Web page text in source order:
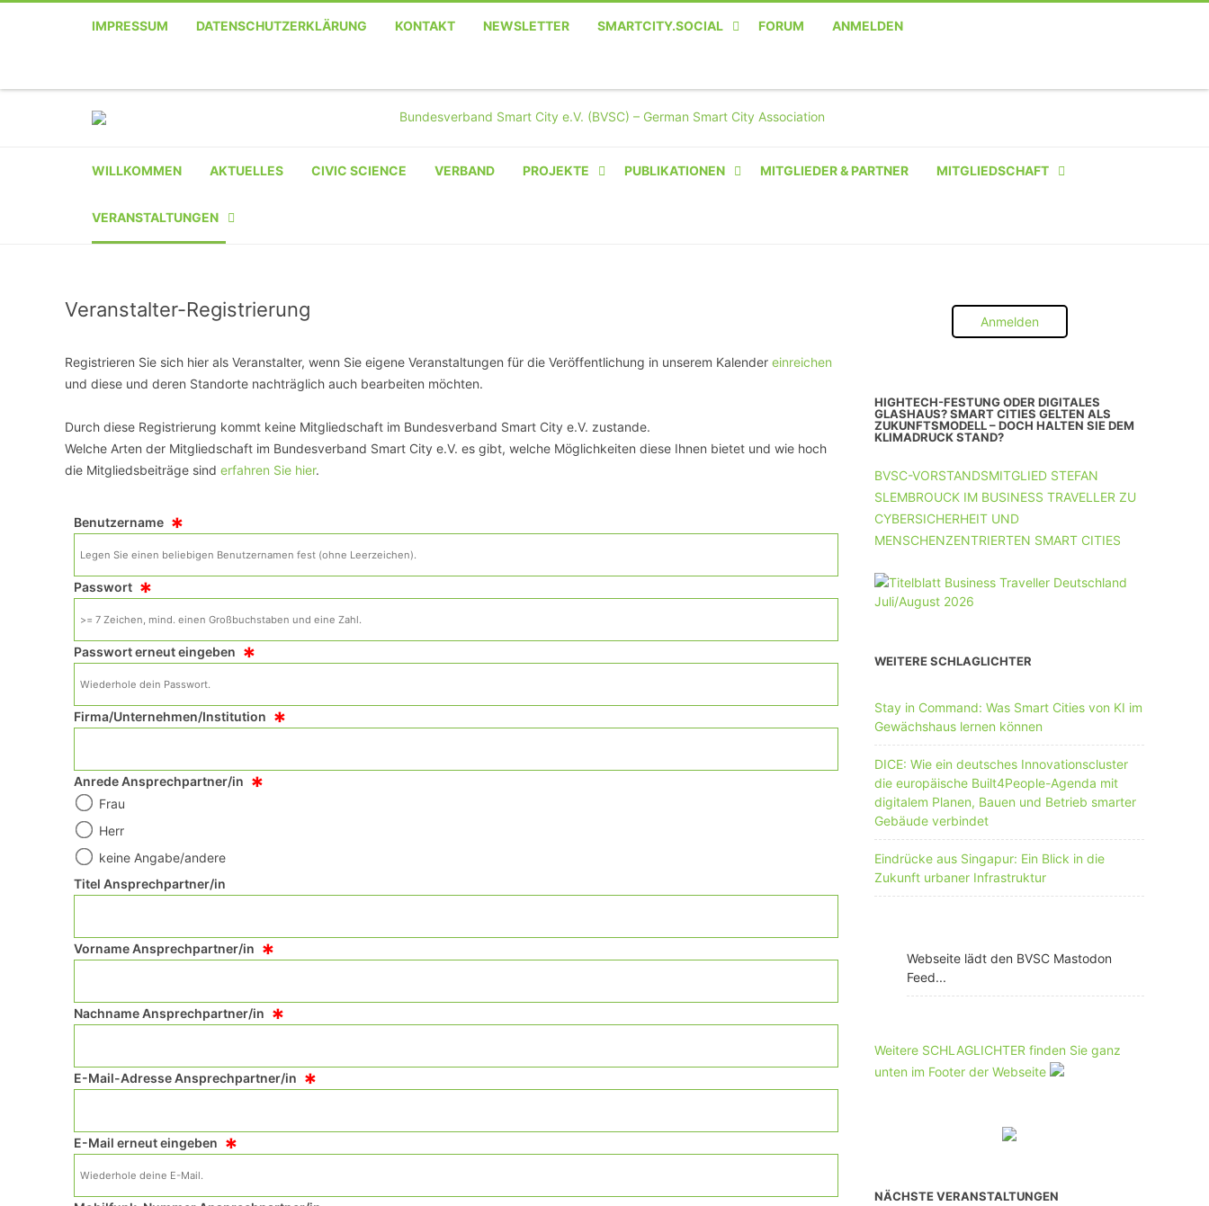
IMPRESSUM DATENSCHUTZERKLÄRUNG KONTAKT NEWSLETTER SMARTCITY.SOCIAL FORUM ANMELDEN
TelefonFacebook
WILLKOMMEN AKTUELLES CIVIC SCIENCE VERBAND PROJEKTE
HECINO / WAITWELL
SMART CHARITIES
UPSCHOOLING
PUBLIKATIONEN MITGLIEDER & PARTNER MITGLIEDSCHAFT
INSTITUTION
UNTERNEHMEN MIT 11-50 MA
VERANSTALTUNGEN
VERANSTALTER-
VERANSTALTUNG
VERANSTALTUNGSORTE
Veranstalter-Registrierung
Registrieren Sie sich hier als Veranstalter, wenn Sie eigene Veranstaltungen für die Veröffentlichung in unserem Kalender einreichen
und diese und deren Standorte nachträglich auch bearbeiten möchten.
Durch diese Registrierung kommt keine Mitgliedschaft im Bundesverband Smart City e.V. zustande.
Welche Arten der Mitgliedschaft im Bundesverband Smart City e.V. es gibt, welche Möglichkeiten diese Ihnen bietet und wie hoch
die Mitgliedsbeiträge sind erfahren Sie hier.
Benutzername*
Passwort*
Passwort erneut eingeben*
Firma/Unternehmen/Institution*
Anrede Ansprechpartner/in *
Frau
Herr
keine Angabe/andere
Titel Ansprechpartner/in
Vorname Ansprechpartner/in*
Nachname Ansprechpartner/in*
E-Mail-Adresse Ansprechpartner/in*
E-Mail erneut eingeben*
Anmelden
HIGHTECH-FESTUNG ODER DIGITALES
GLASHAUS? SMART CITIES GELTEN ALS
ZUKUNFTSMODELL – DOCH HALTEN SIE DEM
KLIMADRUCK STAND?
BVSC-VORSTANDSMITGLIED STEFAN
SLEMBROUCK IM BUSINESS TRAVELLER ZU
CYBERSICHERHEIT UND
MENSCHENZENTRIERTEN SMART CITIES
WEITERE SCHLAGLICHTER
Stay in Command: Was Smart Cities von KI im
Gewächshaus lernen können
DICE: Wie ein deutsches Innovationscluster
die europäische Built4People-Agenda mit
digitalem Planen, Bauen und Betrieb smarter
Gebäude verbindet
Eindrücke aus Singapur: Ein Blick in die
Zukunft urbaner Infrastruktur
Webseite lädt den BVSC Mastodon
Feed...
Weitere SCHLAGLICHTER finden Sie ganz
unten im Footer der Webseite
NÄCHSTE VERANSTALTUNGEN